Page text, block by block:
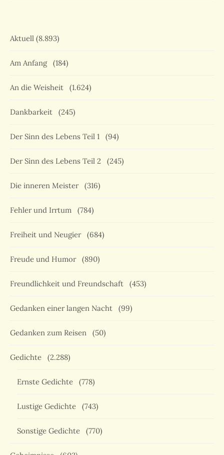
Aktuell (8.893)
Am Anfang (184)
An die Weisheit (1.624)
Dankbarkeit (245)
Der Sinn des Lebens Teil 1 (94)
Der Sinn des Lebens Teil 2 (245)
Die inneren Meister (316)
Fehler und Irrtum (784)
Freiheit und Neugier (684)
Freude und Humor (890)
Freundlichkeit und Freundschaft (453)
Gedanken einer langen Nacht (99)
Gedanken zum Reisen (50)
Gedichte (2.288)
Ernste Gedichte (778)
Lustige Gedichte (743)
Sonstige Gedichte (770)